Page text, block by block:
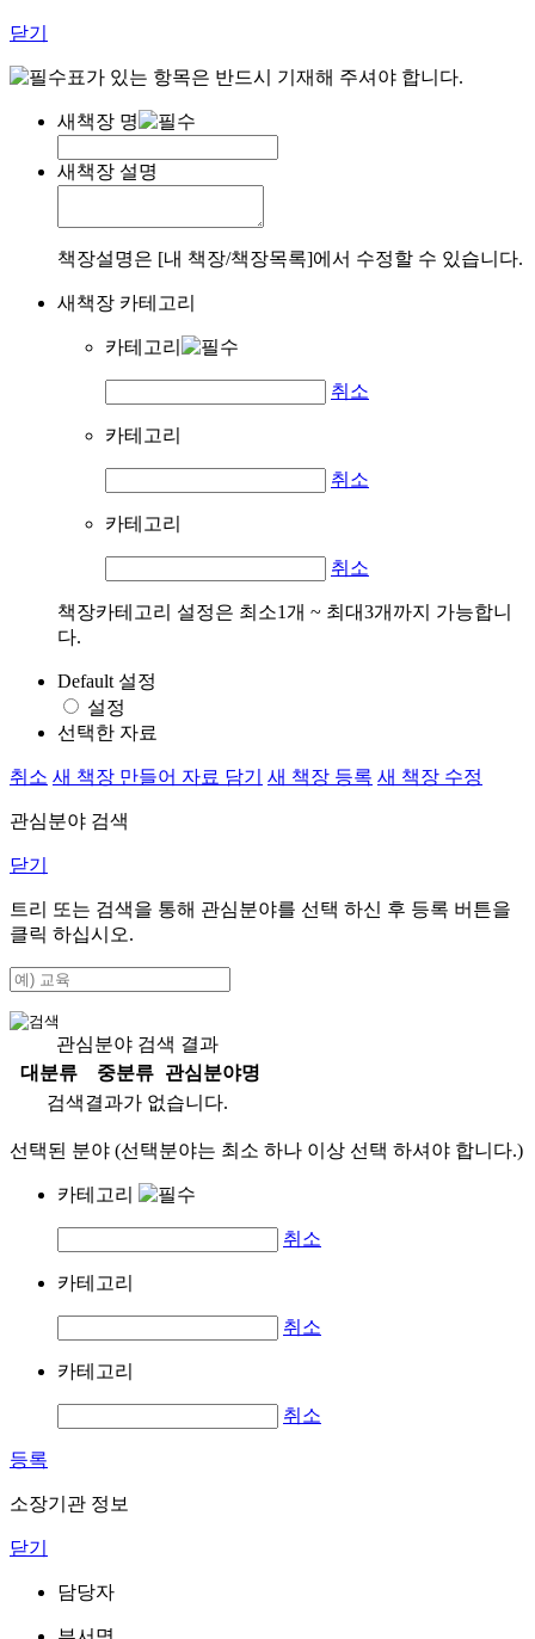
닫기
표가 있는 항목은 반드시 기재해 주셔야 합니다.
새책장 명
새책장 설명
책장설명은 [내 책장/책장목록]에서 수정할 수 있습니다.
새책장 카테고리
카테고리
취소
카테고리
취소
카테고리
취소
책장카테고리 설정은 최소1개 ~ 최대3개까지 가능합니
다.
Default 설정
설정
선택한 자료
취소 새 책장 만들어 자료 담기 새 책장 등록 새 책장 수정
관심분야 검색
닫기
트리 또는 검색을 통해 관심분야를 선택 하신 후 등록 버튼을
클릭 하십시오.
관심분야 검색 결과
대분류
중분류
관심분야명
검색결과가 없습니다.
선택된 분야 (선택분야는 최소 하나 이상 선택 하셔야 합니다.)
카테고리
취소
카테고리
취소
카테고리
취소
등록
소장기관 정보
닫기
담당자